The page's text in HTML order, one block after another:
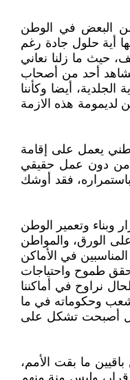
من البعض في الوطن
أية حلول جادة رغم
حيث ما زلنا نعاني
أحد من أصحاب
أيضا وكأننا
لديمومة هذه الازمة
يعمل على إقامة
من دون عمل حقيقي
فقد أوشك
وبناء وتعمير الوطن
الورق، والمواطن
في الأماكن
طموح واحتياجات
نراوح في أماكننا
وحكوماته في ما
بل أصبحت تشكل على
ما بقت الأمم،